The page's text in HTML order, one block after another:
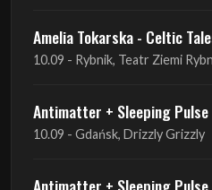
Antimatter + Sleeping Pulse
Antimatter + Sleeping Pulse
11.09 - Warszawa, VooDoo Club
Antimatter + Sleeping Pulse